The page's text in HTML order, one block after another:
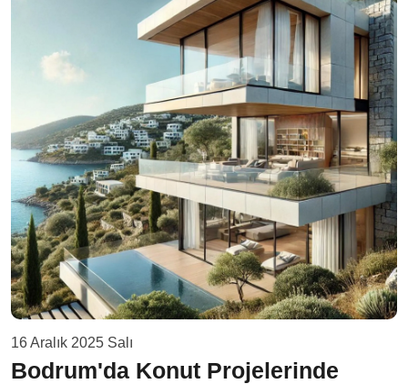
16 Aralık 2025 Salı
Bodrum'da Konut Projelerinde